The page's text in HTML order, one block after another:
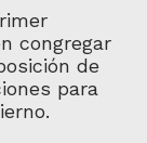
congregar
de
para